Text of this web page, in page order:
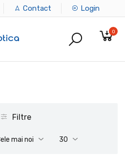
Contact Login
0
Filtre
mai noi 30